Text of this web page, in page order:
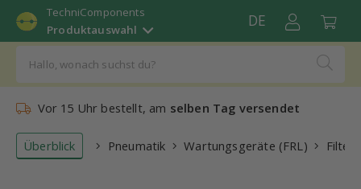
TechniComponents
Produktauswahl
DE
Vor 15 Uhr bestellt, am selben Tag versendet
Überblick Pneumatik Wartungsgeräte (FRL)